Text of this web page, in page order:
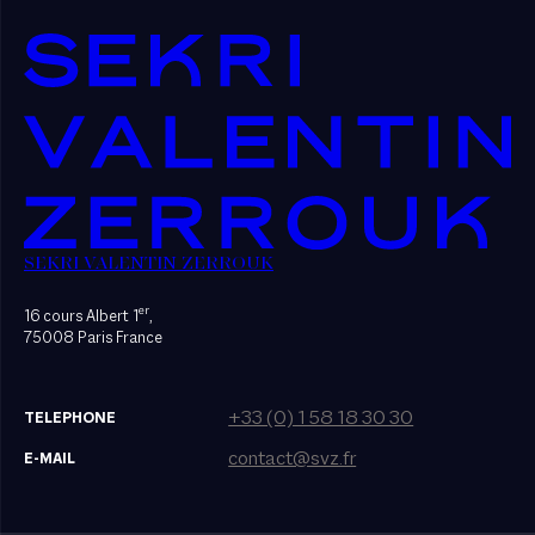
SEKRI VALENTIN ZERROUK
16 cours Albert 1er,
75008 Paris France
TELEPHONE +33 (0) 1 58 18 30 30
E-MAIL contact@svz.fr